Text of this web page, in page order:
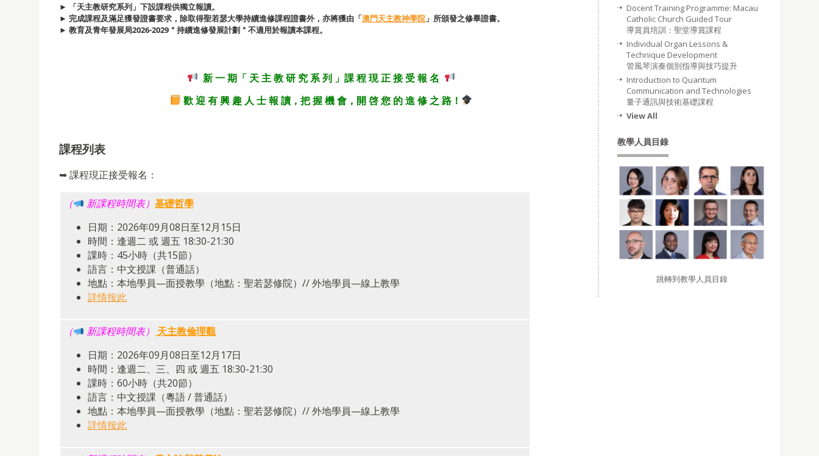
► 「天主教研究系列」下設課程供獨立報讀。
► 完成課程及滿足獲發證書要求，除取得聖若瑟大學持續進修課程證書外，亦將獲由「澳門天主教神學院 」所頒發之修畢證書。
► 教育及青年發展局2026-2029＂持續進修發展計劃＂不適用於報讀本課程。
新 一 期「 天 主 教 研 究 系 列 」課 程 現 正 接 受 報 名
歡 迎 有 興 趣 人 士 報 讀，把 握 機 會，開 啓 您 的 進 修 之 路！
課程列表
➥ 課程現正接受報名：
（ 新課程時間表）基礎哲學
日期：2026年09月08日至12月15日
時間：逢週二 或 週五 18:30-21:30
課時：45小時（共15節）
語言：中文授課（普通話）
地點：本地學員—面授教學（地點：聖若瑟修院）// 外地學員—線上教學
詳情按此
（ 新課程時間表）
天主教倫理觀
日期：2026年09月08日至12月17日
時間：逢週二、三、四 或 週五 18:30-21:30
課時：60小時（共20節）
語言：中文授課（粵語 / 普通話）
地點：本地學員—面授教學（地點：聖若瑟修院）// 外地學員—線上教學
詳情按此
Docent Training Programme: Macau
Catholic Church Guided Tour
導賞員培訓：聖堂導賞課程
Individual Organ Lessons &
Technique Development
管風琴演奏個別指導與技巧提升
Introduction to Quantum
Communication and Technologies
量子通訊與技術基礎課程
View All
教學人員目錄
跳轉到教學人員目錄